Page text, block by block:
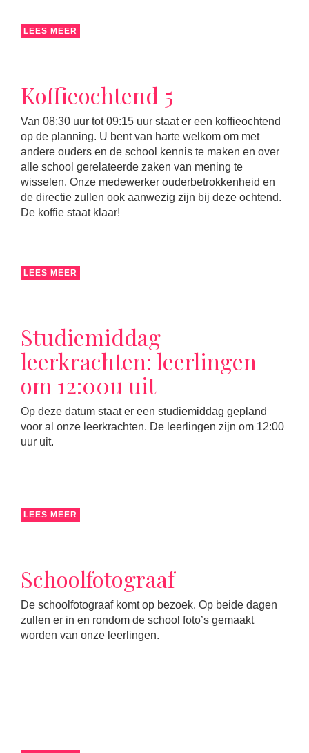
LEES MEER
Koffieochtend 5
Van 08:30 uur tot 09:15 uur staat er een koffieochtend
op de planning. U bent van harte welkom om met
andere ouders en de school kennis te maken en over
alle school gerelateerde zaken van mening te
wisselen. Onze medewerker ouderbetrokkenheid en
de directie zullen ook aanwezig zijn bij deze ochtend.
De koffie staat klaar!
LEES MEER
Studiemiddag
leerkrachten: leerlingen
om 12:00u uit
Op deze datum staat er een studiemiddag gepland
voor al onze leerkrachten. De leerlingen zijn om 12:00
uur uit.
LEES MEER
Schoolfotograaf
De schoolfotograaf komt op bezoek. Op beide dagen
zullen er in en rondom de school foto’s gemaakt
worden van onze leerlingen.